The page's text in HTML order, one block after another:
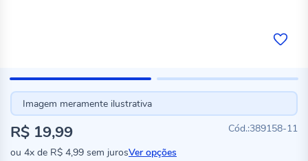
Imagem meramente ilustrativa
389158-11
R$ 19,99
ou 4x de R$ 4,99 sem jurosVer opções